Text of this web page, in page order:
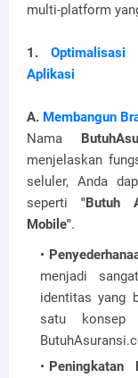
multi-platform
1. Optimalisasi
Aplikasi
A. Membangun
Nama
menjelaskan
seluler, Anda
seperti"Butuh
Mobile".
menjadi
identitas yang
satu konsep
Peningkatan